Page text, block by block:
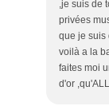
,je suis de
privées
que je suis
voilà a la
faites moi
d'or